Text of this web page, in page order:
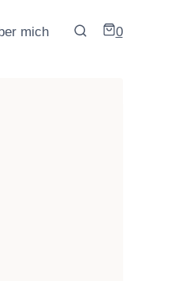
mich 0